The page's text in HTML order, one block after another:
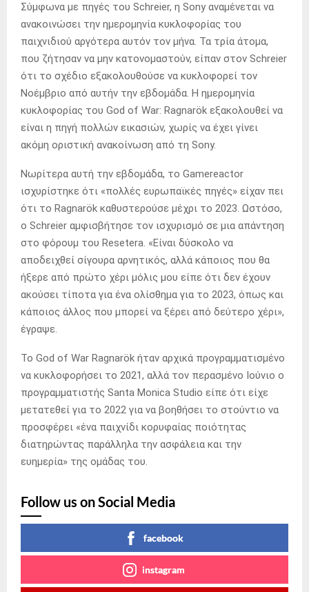
Σύμφωνα με πηγές του Schreier, η Sony αναμένεται να
ανακοινώσει την ημερομηνία κυκλοφορίας του
παιχνιδιού αργότερα αυτόν τον μήνα. Τα τρία άτομα,
που ζήτησαν να μην κατονομαστούν, είπαν στον Schreier
ότι το σχέδιο εξακολουθούσε να κυκλοφορεί τον
Νοέμβριο από αυτήν την εβδομάδα. Η ημερομηνία
κυκλοφορίας του God of War: Ragnarök εξακολουθεί να
είναι η πηγή πολλών εικασιών, χωρίς να έχει γίνει
ακόμη οριστική ανακοίνωση από τη Sony.
Νωρίτερα αυτή την εβδομάδα, το Gamereactor
ισχυρίστηκε ότι «πολλές ευρωπαϊκές πηγές» είχαν πει
ότι το Ragnarök καθυστερούσε μέχρι το 2023. Ωστόσο,
ο Schreier αμφισβήτησε τον ισχυρισμό σε μια απάντηση
στο φόρουμ του Resetera. «Είναι δύσκολο να
αποδειχθεί σίγουρα αρνητικός, αλλά κάποιος που θα
ήξερε από πρώτο χέρι μόλις μου είπε ότι δεν έχουν
ακούσει τίποτα για ένα ολίσθημα για το 2023, όπως και
κάποιος άλλος που μπορεί να ξέρει από δεύτερο χέρι»,
έγραψε.
Το God of War Ragnarök ήταν αρχικά προγραμματισμένο
να κυκλοφορήσει το 2021, αλλά τον περασμένο Ιούνιο ο
προγραμματιστής Santa Monica Studio είπε ότι είχε
μετατεθεί για το 2022 για να βοηθήσει το στούντιο να
προσφέρει «ένα παιχνίδι κορυφαίας ποιότητας
διατηρώντας παράλληλα την ασφάλεια και την
ευημερία» της ομάδας του.
Follow us on Social Media
facebook
instagram